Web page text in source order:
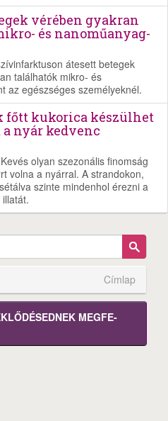
vérében gyakran
és nanoműanyag-
átesett betegek
találhatók mikro- és
az egészséges személyeknél.
főtt kukorica készülhet
nyár kedvenc
olyan szezonális finomság
volna a nyárral. A strandokon,
szinte mindenhol érezni a
Címlap
MEGFE­